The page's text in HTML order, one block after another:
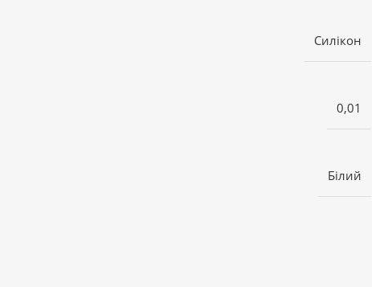
Силікон
0,01
Білий